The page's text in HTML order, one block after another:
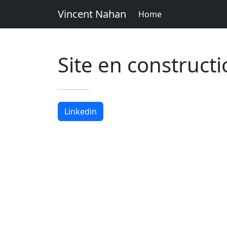
Vincent Nahan Home
Site en
Linkedin